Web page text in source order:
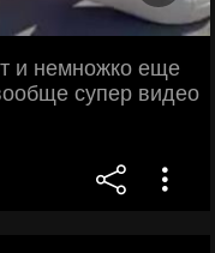
и немножко еще
супер видео